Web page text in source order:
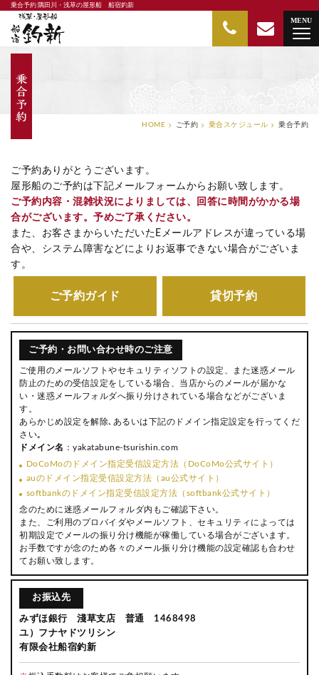
乗合予約 隅田川・浅草の屋形船 船宿釣新
MENU
隅田川・浅草の屋形船 船宿釣新
HOME ご予約 乗合スケジュール 乗合予約
ご予約ありがとうございます。
屋形船のご予約は下記メールフォームからお願い致します。
ご予約内容・混雑状況によりましては、回答に時間がかかる場
合がございます。予めご了承ください。
また、お客さまからいただいたEメールアドレスが違っている場
合や、システム障害などによりお返事できない場合がございま
す。
ご予約ガイド 貸切予約
ご予約・お問い合わせ時のご注意
ご使用のメールソフトやセキュリティソフトの設定、また迷惑メール
防止のための受信設定をしている場合、当店からのメールが届かな
い・迷惑メールフォルダへ振り分けされている場合などがございま
す。
あらかじめ設定を解除､あるいは下記のドメイン指定設定を行ってくだ
さい｡
ドメイン名 ：yakatabune-tsurishin.com
DoCoMoのドメイン指定受信設定方法（DoCoMo公式サイト）
auのドメイン指定受信設定方法（au公式サイト）
softbankのドメイン指定受信設定方法（softbank公式サイト）
念のために迷惑メールフォルダ内もご確認下さい。
また、ご利用のプロバイダやメールソフト、セキュリティによっては
初期設定でメールの振り分け機能が稼働している場合がございます。
お手数ですが念のため各々のメール振り分け機能の設定確認も合わせ
てお願い致します。
お振込先
みずほ銀行 淺草支店 普通 1468498
ユ）フナヤドツリシン
有限会社船宿釣新